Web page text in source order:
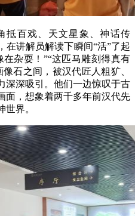
百戏、天文星象、神话传
讲解员解读下瞬间“活”了起
杂耍！”“这匹马雕刻得真有
石之间，被汉代匠人粗犷、
深深吸引。他们一边惊叹于古
面，想象着两千多年前汉代先
界。